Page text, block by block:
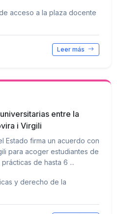
acceso a la plaza docente
Leer más
entre la
i Virgili
Estado firma un acuerdo con
para acoger estudiantes de
de hasta 6 ...
y derecho de la